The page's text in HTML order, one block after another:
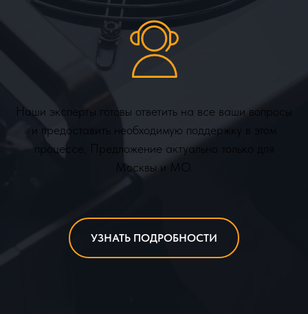
Наши эксперты готовы ответить на все ваши вопросы
и предоставить необходимую поддержку в этом
процессе. Предложение актуально только для
Москвы и МО.
УЗНАТЬ ПОДРОБНОСТИ